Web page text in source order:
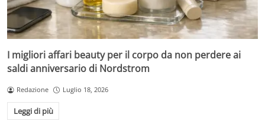
I migliori affari beauty per il corpo da non perdere ai
saldi anniversario di Nordstrom
Redazione Luglio 18, 2026
Leggi di più